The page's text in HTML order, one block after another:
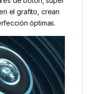
el grafito, crean
óptimas.